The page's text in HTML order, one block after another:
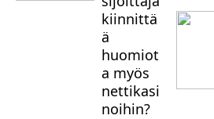
kiinnittä
ä
huomiot
a myös
nettikasi
noihin?